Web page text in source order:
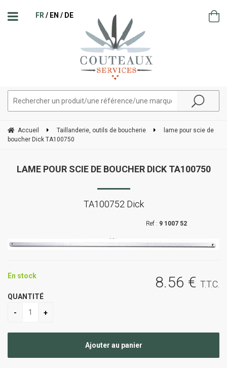
FR EN DE
Accueil Taillanderie, outils de boucherie
lame pour scie de
boucher Dick TA100750
LAME POUR SCIE DE BOUCHER DICK TA100750
TA100752 Dick
9 1007 52
8.56 € T.T.C.
En stock
QUANTITÉ